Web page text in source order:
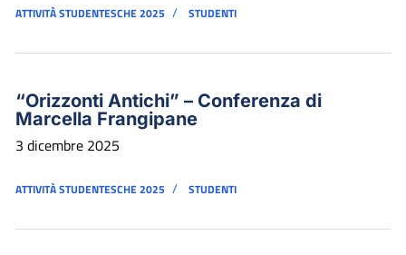
ATTIVITÀ STUDENTESCHE 2025 / STUDENTI
“Orizzonti Antichi” – Conferenza di
Marcella Frangipane
3 dicembre 2025
ATTIVITÀ STUDENTESCHE 2025 / STUDENTI